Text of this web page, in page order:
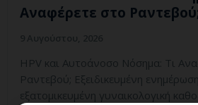
Αναφέρετε στο
HPV και Αυτοάνοσο Νόσημα: Τι
Ραντεβού; Εξειδικευμένη
εξατομικευμένη γυναικολογική